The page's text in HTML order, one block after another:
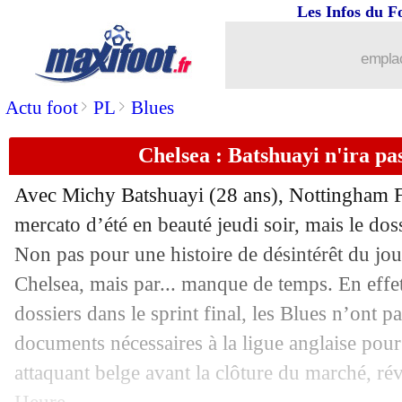
Actu foot> PL > Blues
Les Infos du
Chelsea : Batshuayi n'ira
Avec Michy Batshuayi (28 ans), Nottingham
mercato d’été en beauté jeudi soir, mais le
Non pas pour une histoire de désintérêt du
Chelsea, mais par... manque de temps. En
dossiers dans le sprint final, les Blues n’ont
documents nécessaires à la ligue anglaise
attaquant belge avant la clôture du marché,
Atletico : Griezmann, Simeone ne
02/09 Chelsea: les premiers mots
02/09 Benfica: Vertonghen file à
02/09 Chelsea: Batshuayi va signer à
02/09 : Rivère confirme pour Dieng
02/09 Angers: Baticle en danger ?
02/09 Nottingham: un mercato record en